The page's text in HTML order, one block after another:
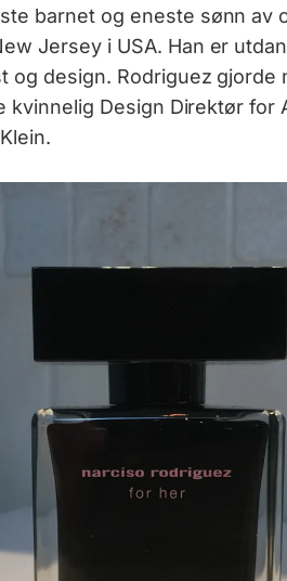
barnet og eneste sønn av
Jersey i USA. Han er
og design. Rodriguez gjorde
kvinnelig Design Direktør for